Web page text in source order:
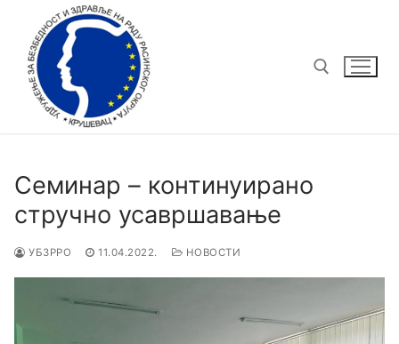
Семинар – континуирано
стручно усавршавање
УБЗРРО 11.04.2022. НОВОСТИ